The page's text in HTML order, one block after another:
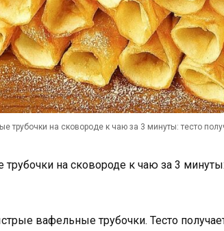
трубочки на сковороде к чаю за 3 минуты: тесто
на сковороде к чаю за 3 минуты:
вафельные трубочки. Тесто